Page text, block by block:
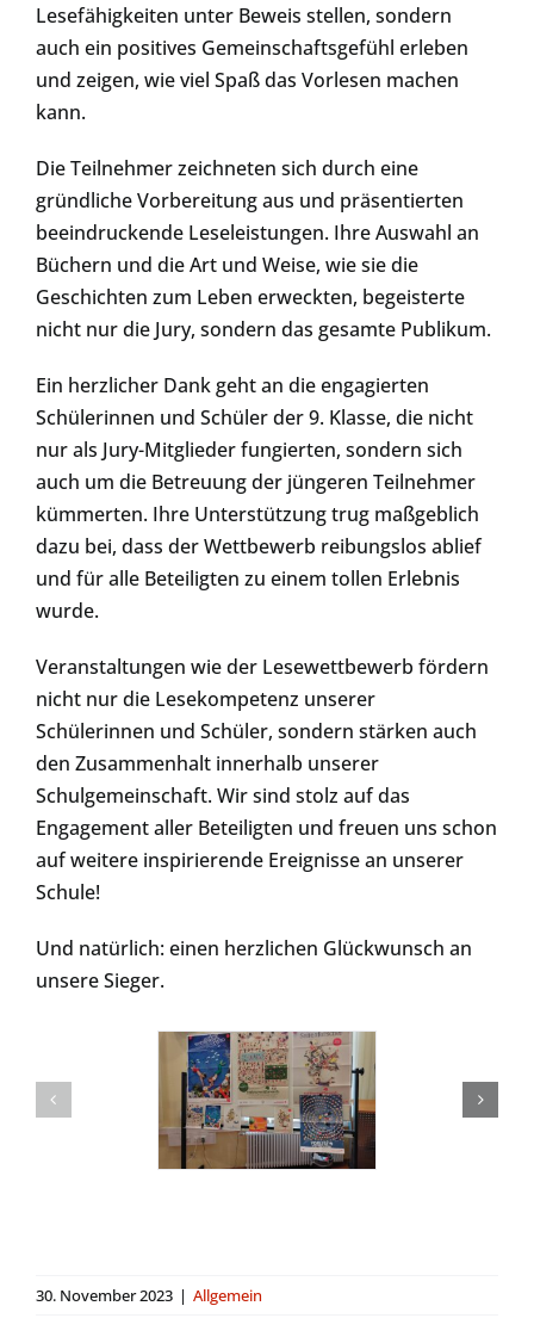
Lesefähigkeiten unter Beweis stellen, sondern
auch ein positives Gemeinschaftsgefühl erleben
und zeigen, wie viel Spaß das Vorlesen machen
kann.
Die Teilnehmer zeichneten sich durch eine
gründliche Vorbereitung aus und präsentierten
beeindruckende Leseleistungen. Ihre Auswahl an
Büchern und die Art und Weise, wie sie die
Geschichten zum Leben erweckten, begeisterte
nicht nur die Jury, sondern das gesamte Publikum.
Ein herzlicher Dank geht an die engagierten
Schülerinnen und Schüler der 9. Klasse, die nicht
nur als Jury-Mitglieder fungierten, sondern sich
auch um die Betreuung der jüngeren Teilnehmer
kümmerten. Ihre Unterstützung trug maßgeblich
dazu bei, dass der Wettbewerb reibungslos ablief
und für alle Beteiligten zu einem tollen Erlebnis
wurde.
Veranstaltungen wie der Lesewettbewerb fördern
nicht nur die Lesekompetenz unserer
Schülerinnen und Schüler, sondern stärken auch
den Zusammenhalt innerhalb unserer
Schulgemeinschaft. Wir sind stolz auf das
Engagement aller Beteiligten und freuen uns schon
auf weitere inspirierende Ereignisse an unserer
Schule!
Und natürlich: einen herzlichen Glückwunsch an
unsere Sieger.
30. November 2023 | Allgemein